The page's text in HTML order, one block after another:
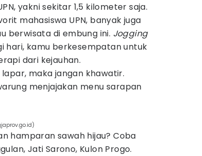
yakni sekitar 1,5 kilometer saja.
mahasiswa UPN, banyak juga
berwisata di embung ini. Jogging
hari, kamu berkesempatan untuk
dari kejauhan.
maka jangan khawatir.
menjajakan menu sarapan
hamparan sawah hijau? Coba
Jati Sarono, Kulon Progo.